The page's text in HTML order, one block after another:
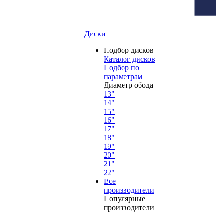
Диски
Подбор дисков
Каталог дисков
Подбор по
параметрам
Диаметр обода
13"
14"
15"
16"
17"
18"
19"
20"
21"
22"
Все
производители
Популярные
производители